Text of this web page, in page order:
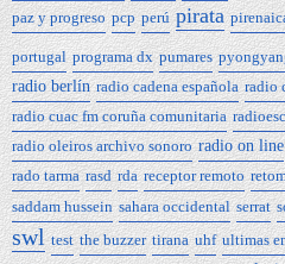
paz y progreso pcp perú pirata
portugal programa dx pumares
radio berlín radio cadena española radio
radio cuac fm coruña comunitaria
radio oleiros archivo sonoro radio on line
rado tarma rasd rda receptor remoto
saddam hussein sahara occidental serrat
swl test the buzzer tirana uhf ultimas